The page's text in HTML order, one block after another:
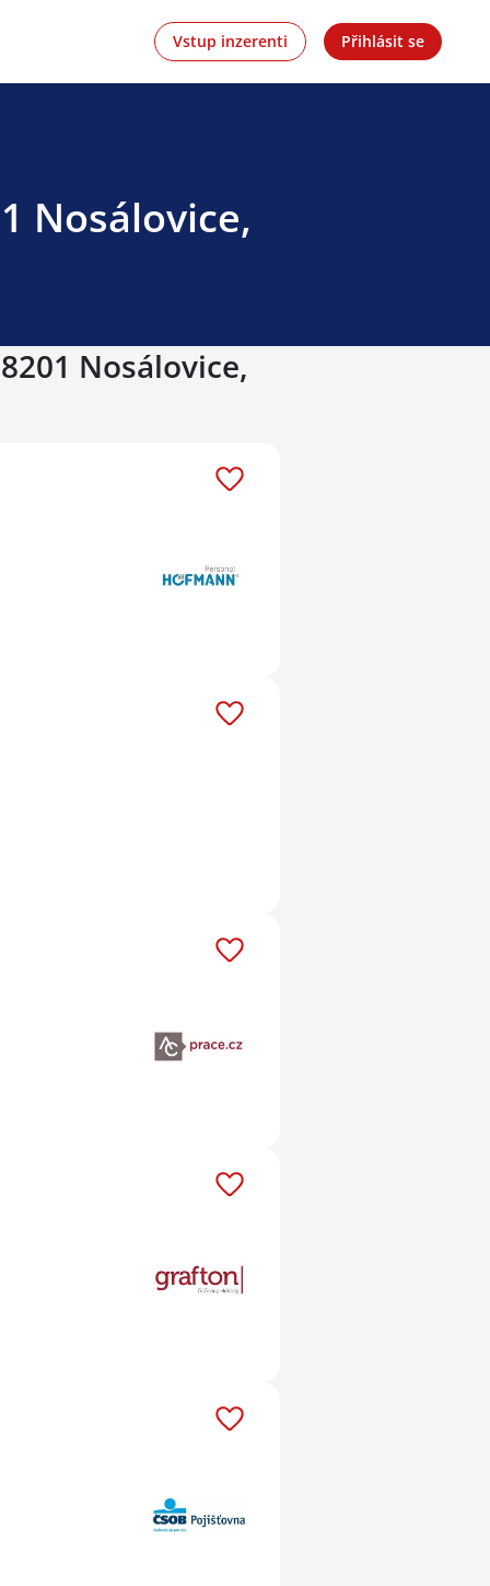
Vstup inzerenti Přihlásit se
Nosálovice,
Nosálovice,